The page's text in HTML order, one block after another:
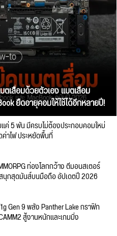
เสื่อมด้วยตัวเอง แบตเสื่อม
ยืดอายุคอมให้ใช้ได้อีกหลายปี!
ค่ 5 พัน มีครบไม่ต้องประกอบคอมใหม่
าไฟ ประหยัดพื้นที่
ท่องโลกกว้าง ตีมอนสเตอร์
นุกสุดมันส์บนมือถือ อัปเดตปี 2026
Gen 9 พลัง Panther Lake กราฟิก
สู้งานหนักและเกมมิ่ง